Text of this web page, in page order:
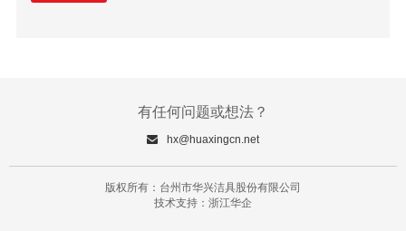
有任何问题或想法？
hx@huaxingcn.net
版权所有：台州市华兴洁具股份有限公司
技术支持：浙江华企